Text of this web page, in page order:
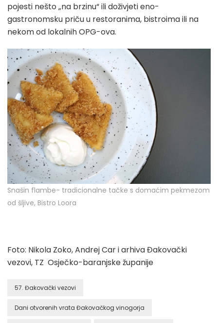
pojesti nešto „na brzinu“ ili doživjeti eno-
gastronomsku priču u restoranima, bistroima ili na
nekom od lokalnih OPG-ova.
Snašin flambe- tradicionalne tačke s domaćim pekmezom
od šljive, Bistro Loora
Foto: Nikola Zoko, Andrej Car i arhiva Đakovački
vezovi, TZ Osječko-baranjske županije
57. Đakovački vezovi
Dani otvorenih vrata Đakovačkog vinogorja